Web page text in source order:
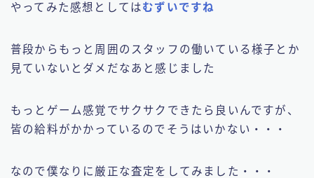
やってみた感想としてはむずいですね
普段からもっと周囲のスタッフの働いている様子とか
見ていないとダメだなあと感じました
もっとゲーム感覚でサクサクできたら良いんですが、
皆の給料がかかっているのでそうはいかない・・・
なので僕なりに厳正な査定をしてみました・・・